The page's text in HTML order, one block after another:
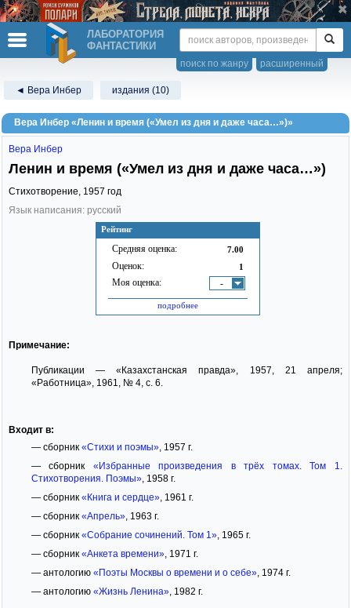
ЛАБОРАТОРИЯ
ФАНТАСТИКИ
расширенный
поиск по жанру
◄ Вера Инбер издания (10)
Вера Инбер «Ленин и время («Умел из дня и даже часа…»)»
Рейтинг
Средняя оценка: 7.00
Оценок: 1
Моя оценка: -
подробнее
Вера Инбер
Ленин и время («Умел из дня и даже часа…»)
Стихотворение, 1957 год
Язык написания: русский
Примечание:
Публикации — «Казахстанская правда», 1957, 21 апреля;
«Работница», 1961, № 4, с. 6.
Входит в:
— сборник «Стихи и поэмы», 1957 г.
— сборник «Избранные произведения в трёх томах. Том 1.
Стихотворения. Поэмы», 1958 г.
— сборник «Книга и сердце», 1961 г.
— сборник «Апрель», 1963 г.
— сборник «Собрание сочинений. Том 1», 1965 г.
— сборник «Анкета времени», 1971 г.
— антологию «Поэты Москвы о времени и о себе», 1974 г.
— антологию «Жизнь Ленина», 1982 г.